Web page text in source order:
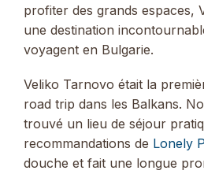
profiter des grands espaces,
une destination
voyagent en Bulgarie.
Veliko Tarnovo était la
road trip dans les Balkans.
trouvé un lieu de séjour
recommandations de Lonely
douche et fait une longue